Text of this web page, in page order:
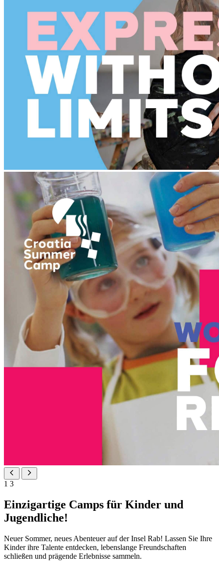
1 3
Einzigartige Camps für Kinder und
Jugendliche!
Neuer Sommer, neues Abenteuer auf der Insel Rab! Lassen Sie Ihre
Kinder ihre Talente entdecken, lebenslange Freundschaften
schließen und prägende Erlebnisse sammeln.